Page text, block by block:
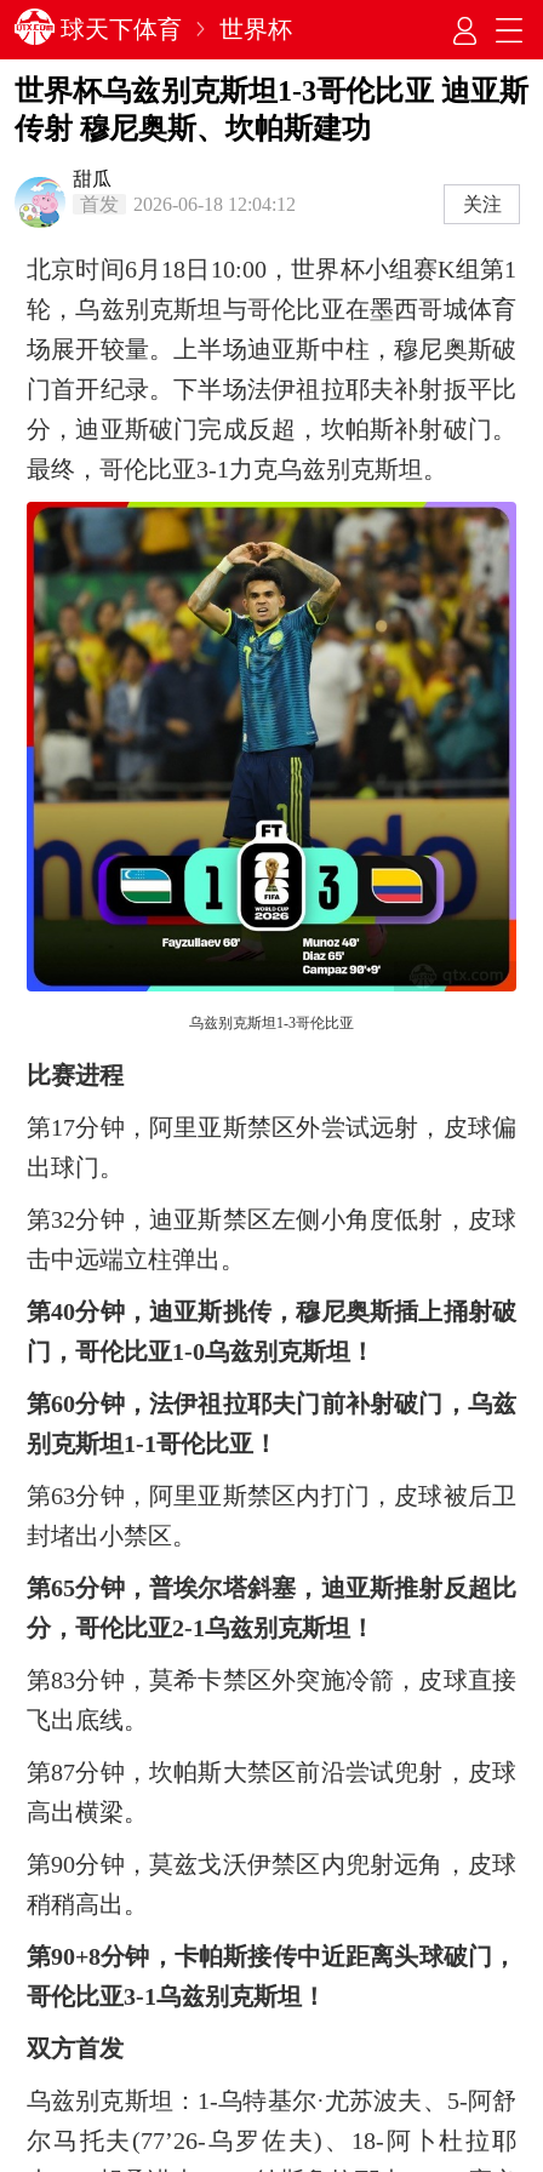
球天下体育 世界杯
世界杯乌兹别克斯坦1-3哥伦比亚 迪亚斯
传射 穆尼奥斯、坎帕斯建功
甜瓜
首发
2026-06-18 12:04:12 关注
北京时间6月18日10:00，世界杯小组赛K组第1
轮，乌兹别克斯坦与哥伦比亚在墨西哥城体育
场展开较量。上半场迪亚斯中柱，穆尼奥斯破
门首开纪录。下半场法伊祖拉耶夫补射扳平比
分，迪亚斯破门完成反超，坎帕斯补射破门。
最终，哥伦比亚3-1力克乌兹别克斯坦。
乌兹别克斯坦1-3哥伦比亚
比赛进程
第17分钟，阿里亚斯禁区外尝试远射，皮球偏
出球门。
第32分钟，迪亚斯禁区左侧小角度低射，皮球
击中远端立柱弹出。
第40分钟，迪亚斯挑传，穆尼奥斯插上捅射破
门，哥伦比亚1-0乌兹别克斯坦！
第60分钟，法伊祖拉耶夫门前补射破门，乌兹
别克斯坦1-1哥伦比亚！
第63分钟，阿里亚斯禁区内打门，皮球被后卫
封堵出小禁区。
第65分钟，普埃尔塔斜塞，迪亚斯推射反超比
分，哥伦比亚2-1乌兹别克斯坦！
第83分钟，莫希卡禁区外突施冷箭，皮球直接
飞出底线。
第87分钟，坎帕斯大禁区前沿尝试兜射，皮球
高出横梁。
第90分钟，莫兹戈沃伊禁区内兜射远角，皮球
稍稍高出。
第90+8分钟，卡帕斯接传中近距离头球破门，
哥伦比亚3-1乌兹别克斯坦！
双方首发
乌兹别克斯坦：1-乌特基尔·尤苏波夫、5-阿舒
尔马托夫(77’26-乌罗佐夫)、18-阿卜杜拉耶